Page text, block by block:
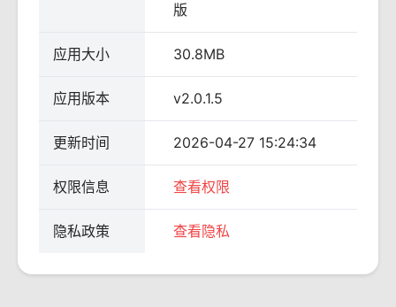
版
应用大小 30.8MB
应用版本 v2.0.1.5
更新时间 2026-04-27 15:24:34
权限信息 查看权限
隐私政策 查看隐私